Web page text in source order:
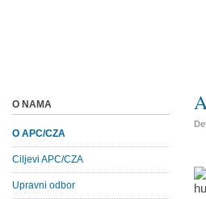
O NAMA
O APC/CZA
Ciljevi APC/CZA
Upravni odbor